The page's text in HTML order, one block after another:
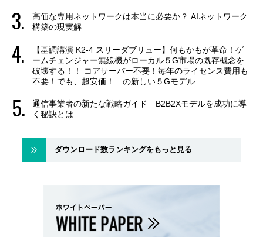
高価な専用ネットワークは本当に必要か？ AIネットワーク
構築の現実解
【基調講演 K2-4 スリーダブリュー】何もかもが革命！ゲ
ームチェンジャー無線機がローカル５G市場の既存概念を
破壊する！！ コアサーバー不要！毎年のライセンス費用も
不要！でも、超安価！ の新しい５Gモデル
通信事業者の新たな戦略ガイド B2B2Xモデルを成功に導
く秘訣とは
ダウンロード数ランキングをもっと見る